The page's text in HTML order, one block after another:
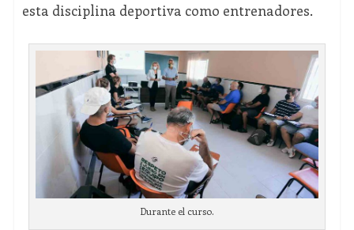
esta disciplina deportiva como entrenadores.
Durante el curso.